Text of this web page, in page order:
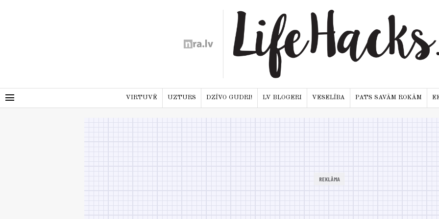
menu VIRTUVĒ UZTURS DZĪVO GUDRI! LV BLOGERI VESELĪBA PATS SAVĀM ROKĀM